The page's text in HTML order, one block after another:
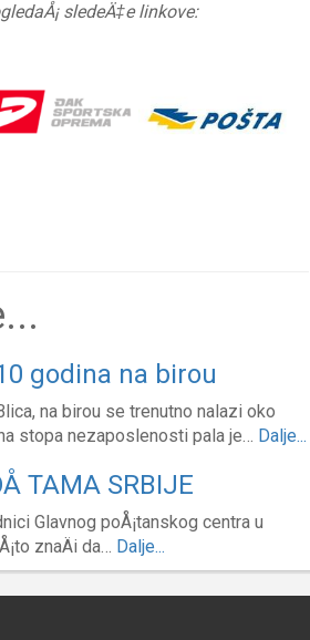
sledeÄ‡e linkove:
godina na birou
na birou se trenutno nalazi oko
stopa nezaposlenosti pala je… Dalje...
TAMA SRBIJE
Glavnog poÅ¡tanskog centra u
znaÄi da… Dalje...